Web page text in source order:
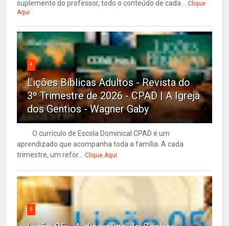
suplemento do professor, todo o conteúdo de cada... Clique
Aqui
4
Lições Bíblicas Adultos - Revista do
3º Trimestre de 2026 - CPAD | A Igreja
dos Gentios - Wagner Gaby
O currículo de Escola Dominical CPAD é um
aprendizado que acompanha toda a família. A cada
trimestre, um refor... Clique Aqui
5